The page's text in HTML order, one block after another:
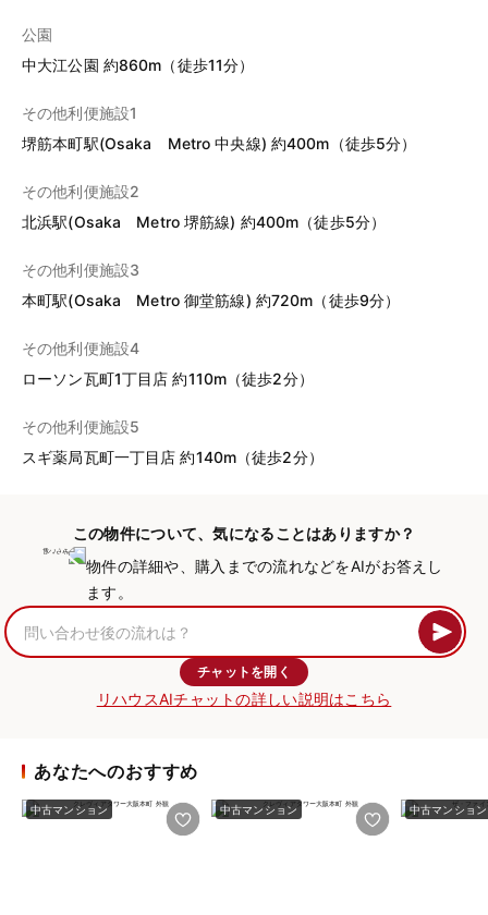
公園
中大江公園 約860m（徒歩11分）
その他利便施設1
堺筋本町駅(Osaka Metro 中央線) 約400m（徒歩5分）
その他利便施設2
北浜駅(Osaka Metro 堺筋線) 約400m（徒歩5分）
その他利便施設3
本町駅(Osaka Metro 御堂筋線) 約720m（徒歩9分）
その他利便施設4
ローソン瓦町1丁目店 約110m（徒歩2分）
その他利便施設5
スギ薬局瓦町一丁目店 約140m（徒歩2分）
この物件について、気になることはありますか？
物件の詳細や、購入までの流れなどをAIがお答えし
ます。
チャットを開く
リハウスAIチャットの詳しい説明はこちら
あなたへのおすすめ
中古マンション 中古マンション 中古マンション